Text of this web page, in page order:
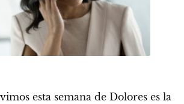
esta semana de Dolores es la